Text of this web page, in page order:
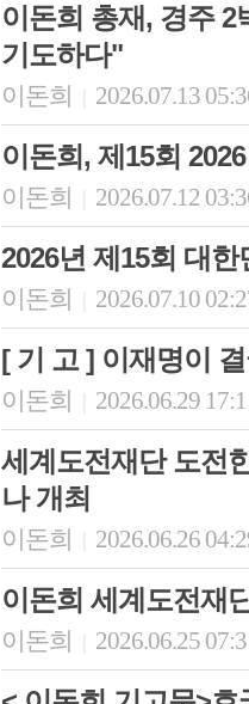
이돈희 총재, 경주
기도하다"
이돈희 2026.07.13
이돈희, 제15회
이돈희 2026.07.12
2026년 제15회 대
이돈희 2026.07.10
[ 기 고 ] 이재명이
이돈희 2026.06.29
세계도전재단 도전
나 개최
이돈희 2026.06.26
이돈희 세계도전재
이돈희 2026.06.25